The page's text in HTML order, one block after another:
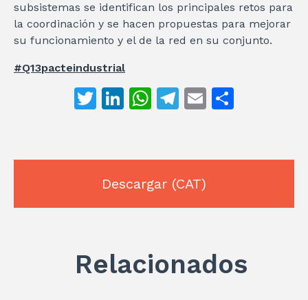
subsistemas se identifican los principales retos para
la coordinación y se hacen propuestas para mejorar
su funcionamiento y el de la red en su conjunto.
#Q13pacteindustrial
T
te
r
Li
e
dI
n
W
s
A
p
T
gr
a
m
E
l
p
ti
Descargar (CAT)
Relacionados